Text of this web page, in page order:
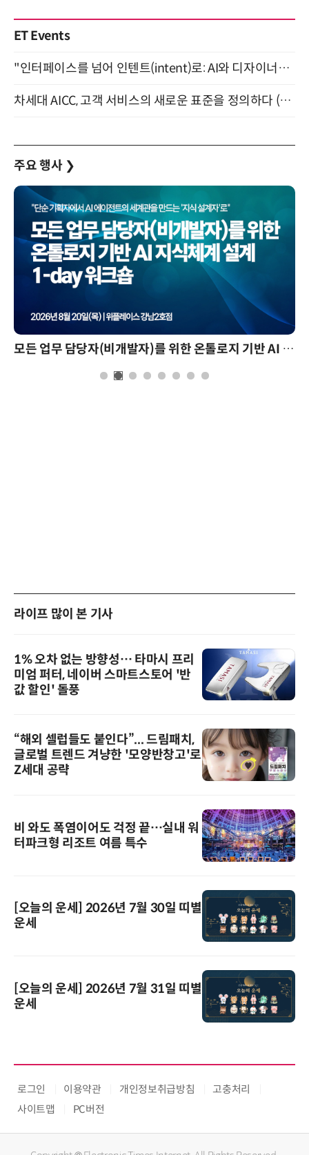
ET Events
"인터페이스를 넘어 인텐트(intent)로: AI와 디자이너가 함께 만드는 공존의 UX" 강남역 (9/2)
차세대 AICC, 고객 서비스의 새로운 표준을 정의하다 (9/9)
주요 행사 ❯
모든 업무 담당자(비개발자)를 위한 온톨로지 기반 AI 지식체계 설계 1-day 워크숍
라이프 많이 본 기사
1% 오차 없는 방향성… 타마시 프리
미엄 퍼터, 네이버 스마트스토어 '반
값 할인' 돌풍
“해외 셀럽들도 붙인다”... 드림패치,
글로벌 트렌드 겨냥한 '모양반창고'로
Z세대 공략
비 와도 폭염이어도 걱정 끝…실내 워
터파크형 리조트 여름 특수
[오늘의 운세] 2026년 7월 30일 띠별
운세
[오늘의 운세] 2026년 7월 31일 띠별
운세
로그인 이용약관 개인정보취급방침
고충처리
사이트맵
PC버전